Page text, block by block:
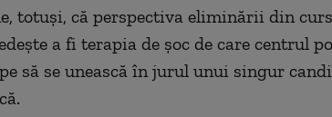
totuși, că perspectiva eliminării din
a fi terapia de șoc de care centrul
să se unească în jurul unui singur